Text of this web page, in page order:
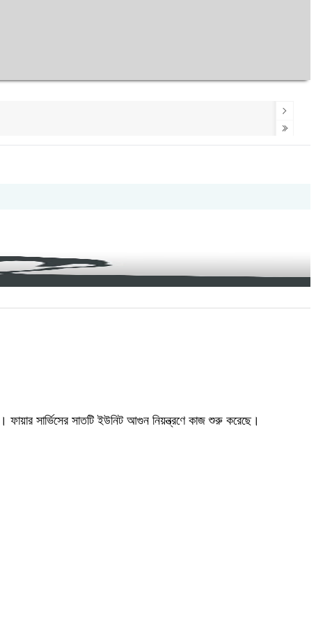
সার্ভিসের সাতটি ইউনিট আগুন নিয়ন্ত্রণে কাজ শুরু করেছে।